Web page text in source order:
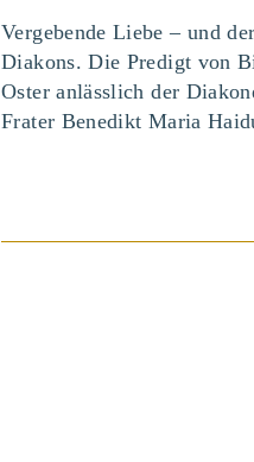
Vergebende Liebe – und
Diakons. Die Predigt von
Oster anlässlich der
Frater Benedikt Maria